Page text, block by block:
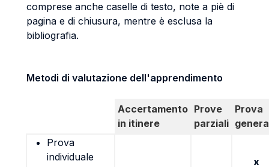
comprese anche caselle di testo, note a piè di
pagina e di chiusura, mentre è esclusa la
bibliografia.
Metodi di valutazione dell'apprendimento
Accertamento
in itinere
Prove
parziali
Prova
Prova
individuale
x